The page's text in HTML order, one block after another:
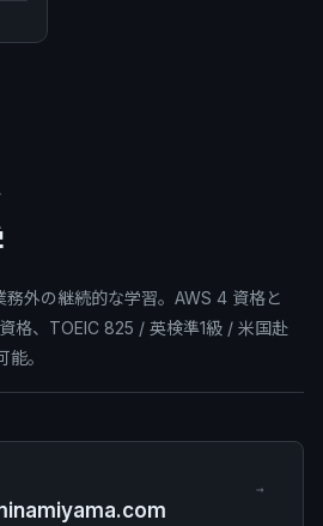
外の継続的な学習。AWS 4 資格と
格、TOEIC 825 / 英検準1級 / 米国赴
。
→